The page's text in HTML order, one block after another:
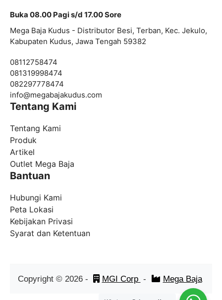
Buka 08.00 Pagi s/d 17.00 Sore
Mega Baja Kudus - Distributor Besi, Terban, Kec. Jekulo,
Kabupaten Kudus, Jawa Tengah 59382
08112758474
081319998474
082297778474
info@megabajakudus.com
Tentang Kami
Tentang Kami
Produk
Artikel
Outlet Mega Baja
Bantuan
Hubungi Kami
Peta Lokasi
Kebijakan Privasi
Syarat dan Ketentuan
Copyright © 2026- MGI Corp - Mega Baja